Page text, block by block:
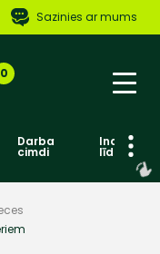
Sazinies ar mums
0
Darba
cimdi līdzekļi